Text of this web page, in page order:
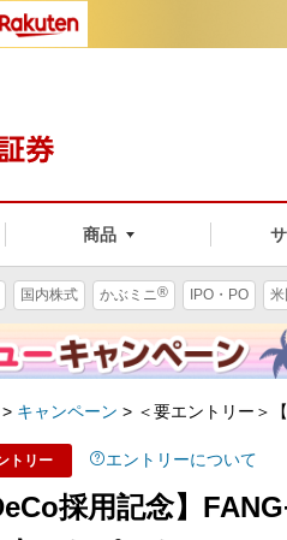
商品
国内株式 かぶミニ® IPO・PO
> キャンペーン > ＜要エントリー＞
トリー エントリーについて
採用記念】